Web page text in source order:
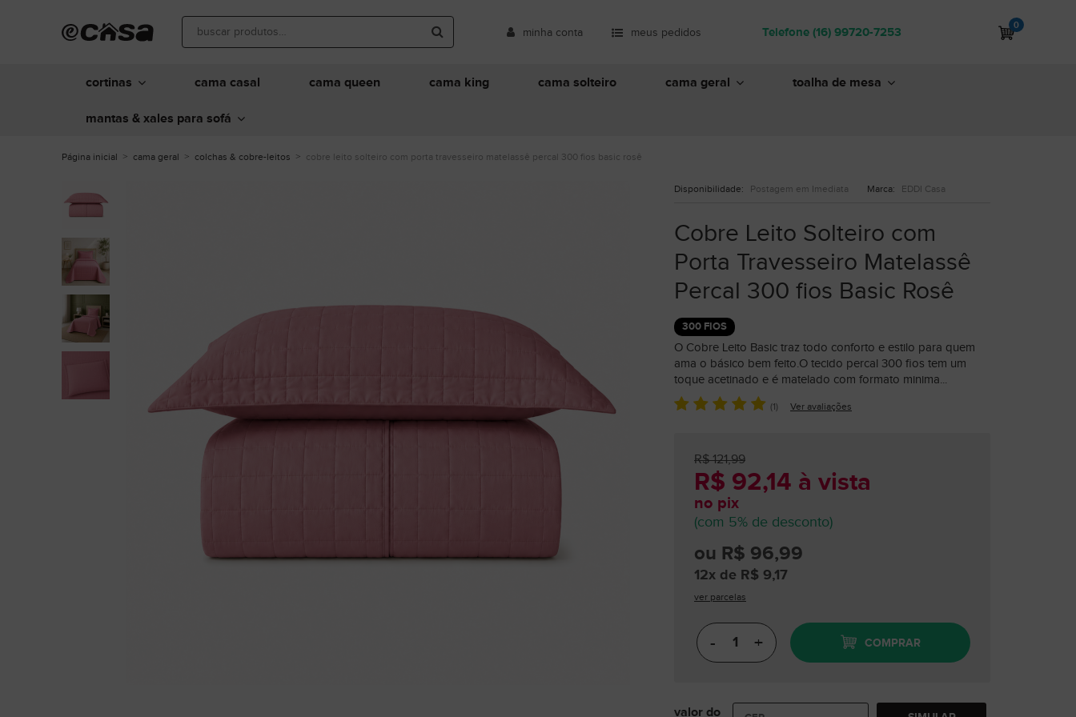
minha conta meus pedidos Telefone (16) 99720-7253
0
cortinas cama casal cama queen cama king cama solteiro cama geral toalha de mesa
mantas & xales para sofá
Página inicial cama geral colchas & cobre-leitos cobre leito solteiro com porta travesseiro matelassê percal 300 fios basic rosê
Disponibilidade: Postagem em Imediata Marca: EDDI Casa
Cobre Leito Solteiro com
Porta Travesseiro Matelassê
Percal 300 fios Basic Rosê
300 FIOS
O Cobre Leito Basic traz todo conforto e estilo para quem
ama o básico bem feito.O tecido percal 300 fios tem um
toque acetinado e é matelado com formato minima...
(1) Ver avaliações
R$ 121,99
R$ 92,14 à vista
no pix
(com 5% de desconto)
ou R$ 96,99
12x de R$ 9,17
ver parcelas
+
- COMPRAR
valor do